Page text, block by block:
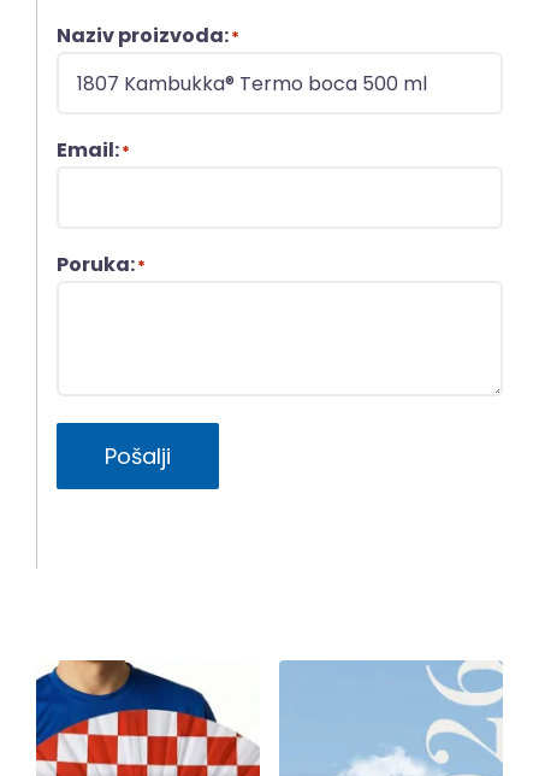
Naziv proizvoda:*
Email:*
Poruka:*
Pošalji